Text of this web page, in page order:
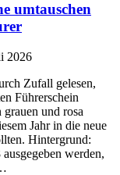
umtauschen
2026
Zufall gelesen,
Führerschein
und rosa
Jahr in die neue
Hintergrund:
werden,